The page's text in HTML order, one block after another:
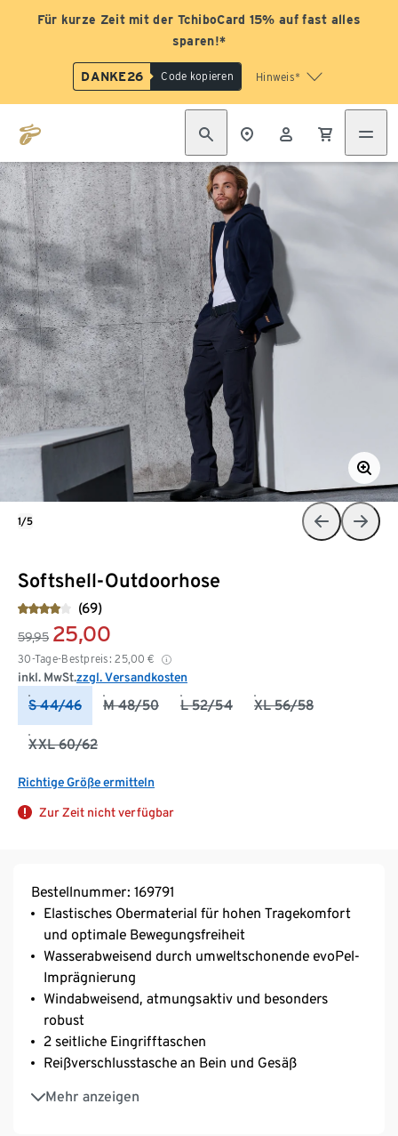
Für kurze Zeit mit der TchiboCard 15% auf fast alles
sparen!*
DANKE26 Code kopieren Hinweis*
Softshell-Outdoorhose
(69)
59,95 25,00
30-Tage-Bestpreis: 25,00 €
inkl. MwSt.zzgl. Versandkosten
S 44/46 M 48/50 L 52/54 XL 56/58
XXL 60/62
Richtige Größe ermitteln
Zur Zeit nicht verfügbar
1/5
Bestellnummer: 169791
Elastisches Obermaterial für hohen Tragekomfort
und optimale Bewegungsfreiheit
Wasserabweisend durch umweltschonende evoPel-
Imprägnierung
Windabweisend, atmungsaktiv und besonders
robust
2 seitliche Eingrifftaschen
Reißverschlusstasche an Bein und Gesäß
Mehr anzeigen
Elastischer Bund inkl. Gürtel – für eine optimale